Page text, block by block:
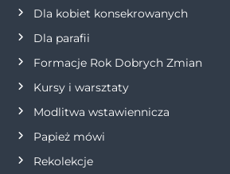
w
p
i
s
u
Dla kobiet konsekrowanych
Dla parafii
Formacje Rok Dobrych Zmian
Kursy i warsztaty
Modlitwa wstawiennicza
Papież mówi
Rekolekcje